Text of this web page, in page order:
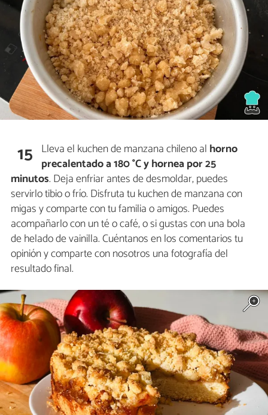
15 Lleva el kuchen de manzana chileno al horno
precalentado a 180 °C y hornea por 25
minutos. Deja enfriar antes de desmoldar, puedes
servirlo tibio o frío. Disfruta tu kuchen de manzana con
migas y comparte con tu familia o amigos. Puedes
acompañarlo con un té o café, o si gustas con una bola
de helado de vainilla. Cuéntanos en los comentarios tu
opinión y comparte con nosotros una fotografía del
resultado final.